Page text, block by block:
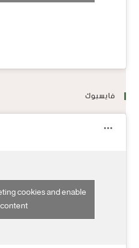
فايسبوك
cookies and enable